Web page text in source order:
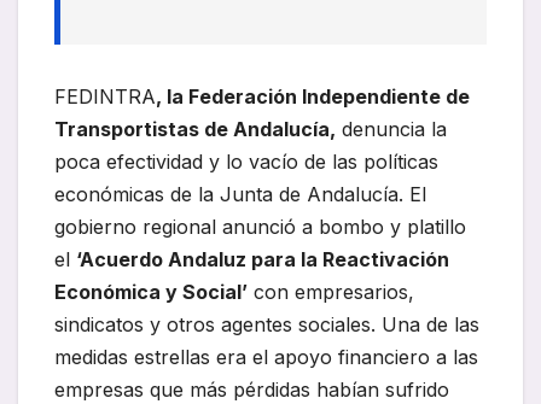
FEDINTRA, la Federación Independiente de
Transportistas de Andalucía, denuncia la
poca efectividad y lo vacío de las políticas
económicas de la Junta de Andalucía. El
gobierno regional anunció a bombo y platillo
el ‘Acuerdo Andaluz para la Reactivación
Económica y Social’ con empresarios,
sindicatos y otros agentes sociales. Una de las
medidas estrellas era el apoyo financiero a las
empresas que más pérdidas habían sufrido